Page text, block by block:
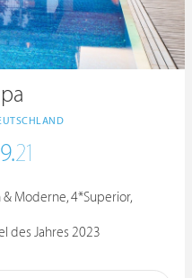
9.21
Moderne, 4*Superior,
des Jahres 2023